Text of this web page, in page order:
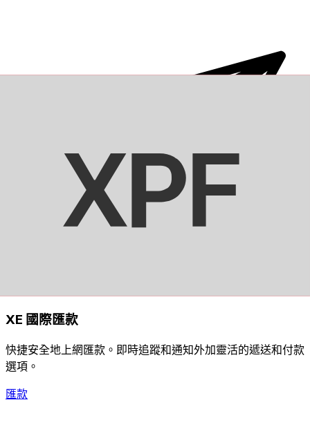
XE 國際匯款
快捷安全地上網匯款。即時追蹤和通知外加靈活的遞送和付款
選項。
匯款